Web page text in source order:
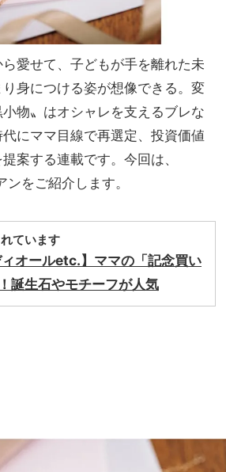
愛せて、子どもが手を離れた未
身につける姿が想像できる。変
物〟はオシャレを支えるブレな
にママ目線で再選定、投資価値
案する連載です。今回は、
ンをご紹介します。
ています
オールetc.】ママの「記念買い
誕生石やモチーフが人気